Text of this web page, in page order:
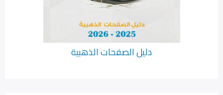
دليل الصفحات الذهبية